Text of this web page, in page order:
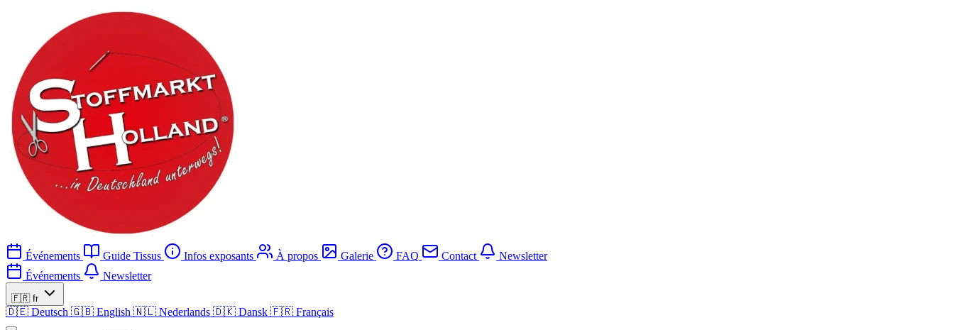
Événements Guide Tissus Infos exposants À propos Galerie FAQ Contact
Newsletter
Événements
Newsletter
🇫🇷 fr
🇩🇪 Deutsch 🇬🇧 English 🇳🇱 Nederlands 🇩🇰 Dansk 🇫🇷 Français